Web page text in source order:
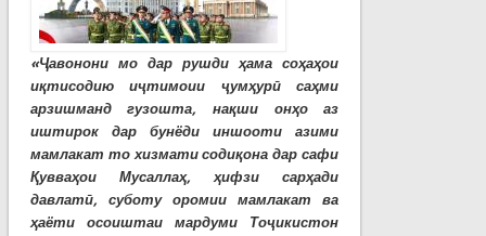
«Ҷавонони мо дар рушди ҳама соҳаҳои
иқтисодию иҷтимоии ҷумҳурӣ саҳми
арзишманд
гузошта, нақши онҳо
аз
иштирок
дар бунёди иншооти
азими
мамлакат то хизмати содиқона дар сафи
Қувваҳои Мусаллаҳ,ҳифзи сарҳади
давлатӣ, суботу оромии мамлакат
ва
ҳаёти осоиштаимардуми Тоҷикистон